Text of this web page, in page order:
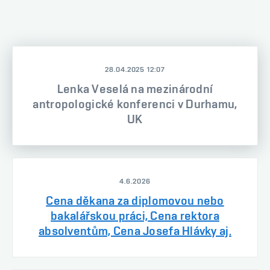
28.04.2025 12:07
Lenka Veselá na mezinárodní
antropologické konferenci v Durhamu,
UK
4.6.2026
Cena děkana za diplomovou nebo
bakalářskou práci, Cena rektora
absolventům, Cena Josefa Hlávky aj.